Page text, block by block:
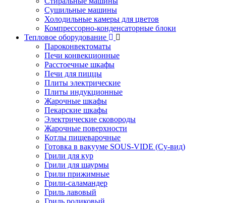
Сушильные машины
Холодильные камеры для цветов
Компрессорно-конденсаторные блоки
Тепловое оборудование
Пароконвектоматы
Печи конвекционные
Расстоечные шкафы
Печи для пиццы
Плиты электрические
Плиты индукционные
Жарочные шкафы
Пекарские шкафы
Электрические сковороды
Жарочные поверхности
Котлы пищеварочные
Готовка в вакууме SOUS-VIDE (Су-вид)
Грили для кур
Грили для шаурмы
Грили прижимные
Грили-саламандер
Гриль лавовый
Гриль роликовый